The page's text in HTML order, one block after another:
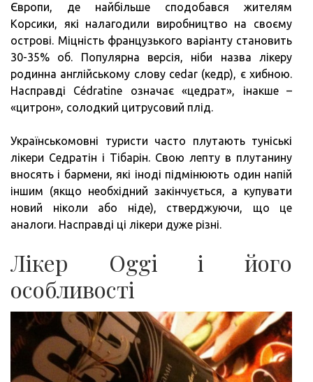
Європи, де найбільше сподобався жителям
Корсики, які налагодили виробництво на своєму
острові. Міцність французького варіанту становить
30-35% об. Популярна версія, ніби назва лікеру
родинна англійському слову cedar (кедр), є хибною.
Насправді Cédratine означає «цедрат», інакше –
«цитрон», солодкий цитрусовий плід.
Українськомовні туристи часто плутають туніські
лікери Седратін і Тібарін. Свою лепту в плутанину
вносять і бармени, які іноді підмінюють один напій
іншим (якщо необхідний закінчується, а купувати
новий ніколи або ніде), стверджуючи, що це
аналоги. Насправді ці лікери дуже різні.
Лікер Oggi і його
особливості